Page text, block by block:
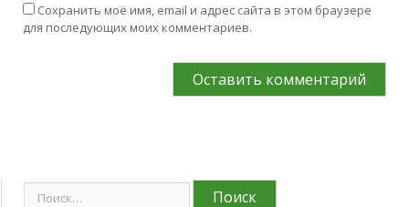
Сохранить моё имя, email и адрес сайта в этом браузере
для последующих моих комментариев.